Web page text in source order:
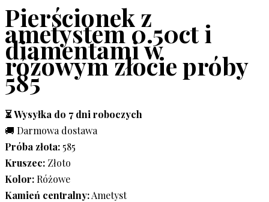
Pierścionek z
ametystem 0.50ct i
diamentami w
różowym złocie próby
585
⏳ Wysyłka do 7 dni roboczych
🚚 Darmowa dostawa
Próba złota: 585
Kruszec: Złoto
Kolor: Różowe
Kamień centralny:Ametyst